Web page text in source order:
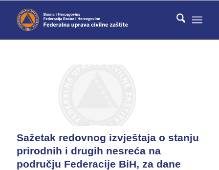
Sažetak redovnog izvještaja o stanju
prirodnih i drugih nesreća na
području Federacije BiH, za dane